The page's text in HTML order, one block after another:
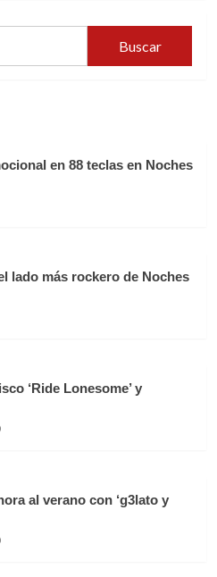
en 88 teclas en Noches
lado más rockero de Noches
‘Ride Lonesome’ y
al verano con ‘g3lato y